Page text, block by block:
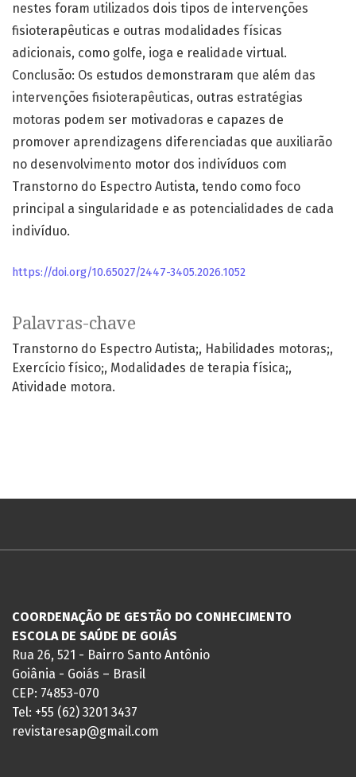
Palavras-chave
Transtorno do Espectro Autista;
Habilidades motoras;
Exercício físico; Modalidades de terapia física;
Atividade motora.
nestes foram utilizados dois tipos de intervenções
fisioterapêuticas e outras modalidades físicas
adicionais, como golfe, ioga e realidade virtual.
Conclusão: Os estudos demonstraram que além das
intervenções fisioterapêuticas, outras estratégias
motoras podem ser motivadoras e capazes de
promover aprendizagens diferenciadas que auxiliarão
no desenvolvimento motor dos indivíduos com
Transtorno do Espectro Autista, tendo como foco
principal a singularidade e as potencialidades de cada
indivíduo.
https://doi.org/10.65027/2447-3405.2026.1052
COORDENAÇÃO DE GESTÃO DO CONHECIMENTO
ESCOLA DE SAÚDE DE GOIÁS
Rua 26, 521 - Bairro Santo Antônio
Goiânia - Goiás – Brasil
CEP: 74853-070
Tel: +55 (62) 3201 3437
revistaresap@gmail.com